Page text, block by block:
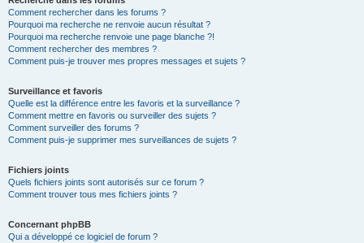
Comment rechercher dans les forums ?
Pourquoi ma recherche ne renvoie aucun résultat ?
Pourquoi ma recherche renvoie une page blanche ?!
Comment rechercher des membres ?
Comment puis-je trouver mes propres messages et sujets ?
Surveillance et favoris
Quelle est la différence entre les favoris et la surveillance ?
Comment mettre en favoris ou surveiller des sujets ?
Comment surveiller des forums ?
Comment puis-je supprimer mes surveillances de sujets ?
Fichiers joints
Quels fichiers joints sont autorisés sur ce forum ?
Comment trouver tous mes fichiers joints ?
Concernant phpBB
Qui a développé ce logiciel de forum ?